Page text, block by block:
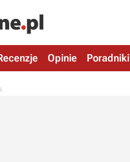
Opinie Poradniki